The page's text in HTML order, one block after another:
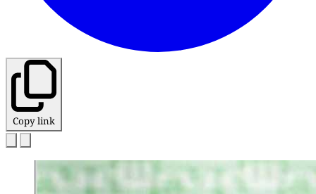
Copy link